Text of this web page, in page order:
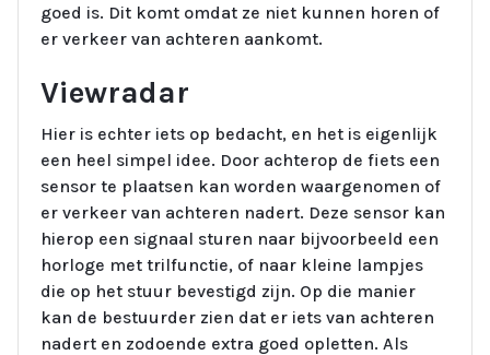
goed is. Dit komt omdat ze niet kunnen horen of
er verkeer van achteren aankomt.
Viewradar
Hier is echter iets op bedacht, en het is eigenlijk
een heel simpel idee. Door achterop de fiets een
sensor te plaatsen kan worden waargenomen of
er verkeer van achteren nadert. Deze sensor kan
hierop een signaal sturen naar bijvoorbeeld een
horloge met trilfunctie, of naar kleine lampjes
die op het stuur bevestigd zijn. Op die manier
kan de bestuurder zien dat er iets van achteren
nadert en zodoende extra goed opletten. Als